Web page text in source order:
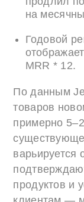
на
Годовой
MRR * 12.
По данным
товаров
примерно
варьируется
продуктов и